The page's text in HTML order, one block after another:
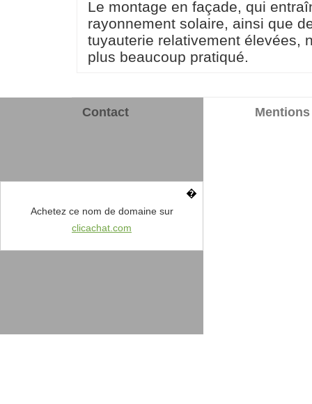
Le montage en façade, qui
rayonnement solaire, ainsi que
tuyauterie relativement élevées,
plus beaucoup pratiqué.
Contact
�
Achetez ce nom de domaine sur
clicachat.com